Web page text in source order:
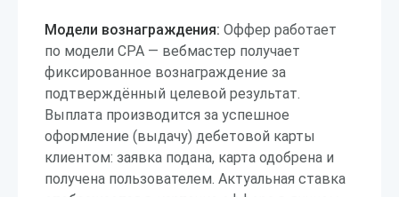
Модели вознаграждения: Оффер работает
по модели CPA — вебмастер получает
фиксированное вознаграждение за
подтверждённый целевой результат.
Выплата производится за успешное
оформление (выдачу) дебетовой карты
клиентом: заявка подана, карта одобрена и
получена пользователем. Актуальная ставка